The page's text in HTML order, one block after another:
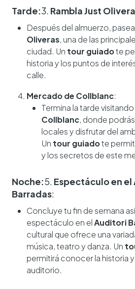
Tarde:3. Rambla Just
Después del almuerzo,
Oliveras, una de las
ciudad. Un tour guiadote
historia y los puntos de
calle.
Mercado de Collblanc:
Termina la tarde visitando
Collblanc, donde
locales y disfrutar del
Un tour guiadote
y los secretos de este
Noche:5. Espectáculo en
Barradas:
Concluye tu fin de semana
espectáculo en elAuditori
cultural que ofrece una
música, teatro y danza. Un
permitirá conocer la historia
auditorio.